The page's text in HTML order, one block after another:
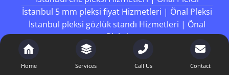
İstanbul 5 mm pleksi fiyat Hizmetleri | Önal Pleksi
İstanbul pleksi gözlük standı Hizmetleri | Önal
Pleksi
İstanbul plexiglass metrekare fiyatları Hizmetleri
| Önal Pleksi
Home Services Call Us Contact